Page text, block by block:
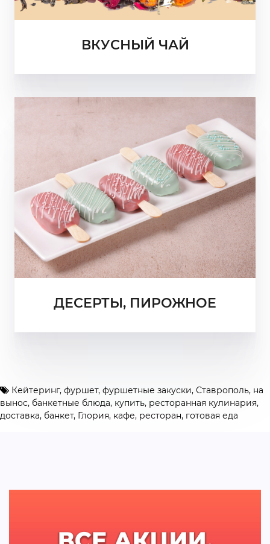
ВКУСНЫЙ ЧАЙ
ДЕСЕРТЫ, ПИРОЖНОЕ
Кейтеринг, фуршет, фуршетные закуски, Ставрополь, на
вынос, банкетные блюда, купить, ресторанная кулинария,
доставка, банкет, Глория, кафе, ресторан, готовая еда